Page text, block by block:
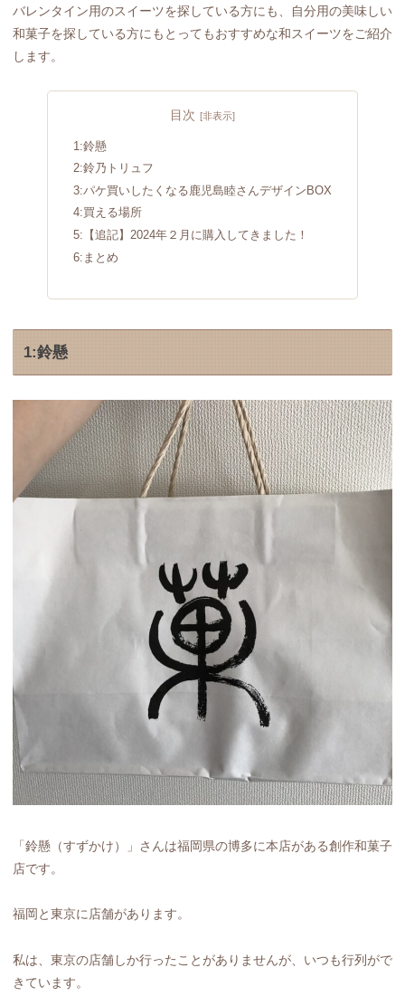
バレンタイン用のスイーツを探している方にも、自分用の美味しい
和菓子を探している方にもとってもおすすめな和スイーツをご紹介
します。
目次
1:鈴懸
2:鈴乃トリュフ
3:パケ買いしたくなる鹿児島睦さんデザインBOX
4:買える場所
5:【追記】2024年２月に購入してきました！
6:まとめ
1:鈴懸
「鈴懸（すずかけ）」さんは福岡県の博多に本店がある創作和菓子
店です。
福岡と東京に店舗があります。
私は、東京の店舗しか行ったことがありませんが、いつも行列がで
きています。